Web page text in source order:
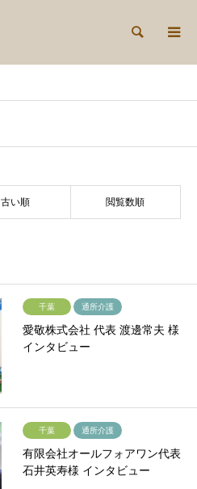
検索
古い順 閲覧数順
千葉 通所介護
愛敬株式会社 代表 渡邊常夫 様
インタビュー
千葉 通所介護
有限会社オールフォアワン代表
石井英寿様 インタビュー